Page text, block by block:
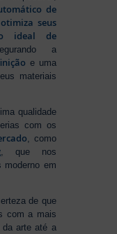
de
seus
ideal de
a
e uma
materiais
qualidade
com os
, como
, que nos
moderno em
de que
com a mais
da arte até a